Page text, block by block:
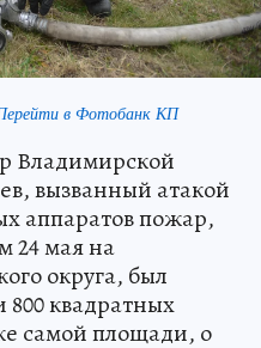
в Фотобанк КП
Владимирской
вызванный атакой
аппаратов пожар,
24 мая на
округа, был
квадратных
самой площади, о